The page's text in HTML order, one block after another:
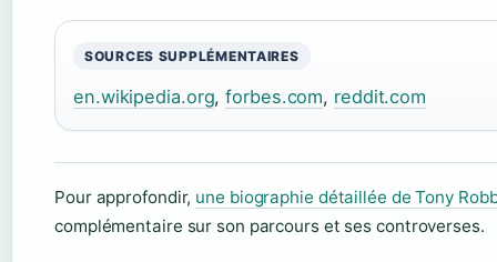
SOURCES SUPPLÉMENTAIRES
en.wikipedia.org,forbes.com, reddit.com
Pour approfondir, une biographie détaillée de Tony
complémentaire sur son parcours et ses controverses.